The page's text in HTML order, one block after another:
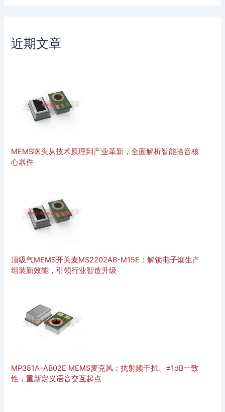
近期文章
MEMS咪头从技术原理到产业革新，全面解析智能拾音核
心器件
顶吸气MEMS开关麦MS2202AB-M15E：解锁电子烟生产
组装新效能，引领行业智造升级
MP381A-AB02E MEMS麦克风：抗射频干扰、±1dB一致
性，重新定义语音交互起点